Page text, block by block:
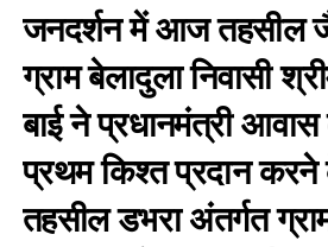
जनदर्शन में आज तहसील
ग्राम बेलादुला निवासी
बाई ने प्रधानमंत्री आवास
प्रथम किश्त प्रदान
तहसील डभरा अंतर्गत